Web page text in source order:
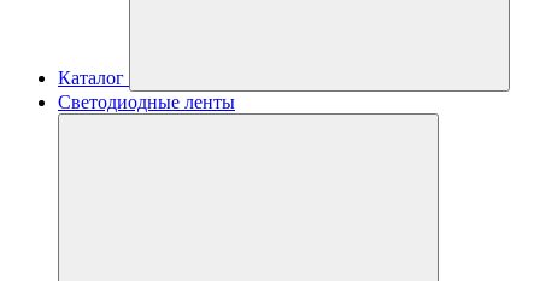
Каталог
Светодиодные ленты